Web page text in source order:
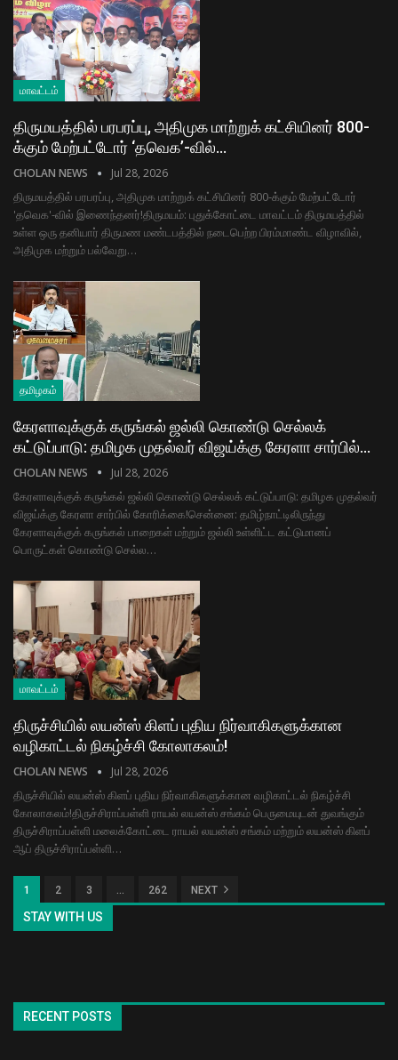
மாவட்டம்
திருமயத்தில் பரபரப்பு, அதிமுக மாற்றுக் கட்சியினர் 800-
க்கும் மேற்பட்டோர் ‘தவெக’-வில்…
CHOLAN NEWS Jul 28, 2026
திருமயத்தில் பரபரப்பு, அதிமுக மாற்றுக் கட்சியினர் 800-க்கும் மேற்பட்டோர்
'தவெக'-வில் இணைந்தனர்! ​திருமயம்: புதுக்கோட்டை மாவட்டம் திருமயத்தில்
உள்ள ஒரு தனியார் திருமண மண்டபத்தில் நடைபெற்ற பிரம்மாண்ட விழாவில்,
அதிமுக மற்றும் பல்வேறு…
தமிழகம்
கேரளாவுக்குக் கருங்கல் ஜல்லி கொண்டு செல்லக்
கட்டுப்பாடு: தமிழக முதல்வர் விஜய்க்கு கேரளா சார்பில்…
CHOLAN NEWS Jul 28, 2026
கேரளாவுக்குக் கருங்கல் ஜல்லி கொண்டு செல்லக் கட்டுப்பாடு: தமிழக முதல்வர்
விஜய்க்கு கேரளா சார்பில் கோரிக்கை! ​சென்னை: தமிழ்நாட்டிலிருந்து
கேரளாவுக்குக் கருங்கல் பாறைகள் மற்றும் ஜல்லி உள்ளிட்ட கட்டுமானப்
பொருட்கள் கொண்டு செல்ல…
மாவட்டம்
திருச்சியில் லயன்ஸ் கிளப் புதிய நிர்வாகிகளுக்கான
வழிகாட்டல் நிகழ்ச்சி கோலாகலம்!
CHOLAN NEWS Jul 28, 2026
திருச்சியில் லயன்ஸ் கிளப் புதிய நிர்வாகிகளுக்கான வழிகாட்டல் நிகழ்ச்சி
கோலாகலம்! ​திருச்சிராப்பள்ளி ராயல் லயன்ஸ் சங்கம் பெருமையுடன் துவங்கும்
திருச்சிராப்பள்ளி மலைக்கோட்டை ராயல் லயன்ஸ் சங்கம் மற்றும் லயன்ஸ் கிளப்
ஆப் திருச்சிராப்பள்ளி…
1 2 3 … 262 NEXT
STAY WITH US
RECENT POSTS